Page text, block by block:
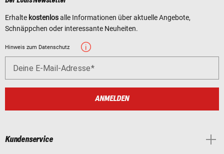
Erhalte kostenlosalle Informationen über aktuelle Angebote,
Schnäppchen oder interessante Neuheiten.
Hinweis zum Datenschutz
Deine E-Mail-Adresse
ANMELDEN
Kundenservice